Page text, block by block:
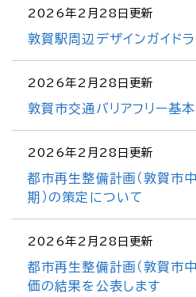
2026年2月28日更新
敦賀駅周辺デザインガイド
2026年2月28日更新
敦賀市交通バリアフリー基
2026年2月28日更新
都市再生整備計画（敦賀市
期）の策定について
2026年2月28日更新
都市再生整備計画（敦賀市
価の結果を公表します